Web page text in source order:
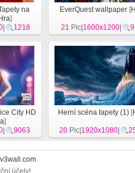
na
]
| 1218
EverQuest wallpaper[
21 Pic| 1600x1200
City HD
]
| 9063
Herní scéna tapety (1)[
20Pic| 1920x1080|
v3wall.com
účely!